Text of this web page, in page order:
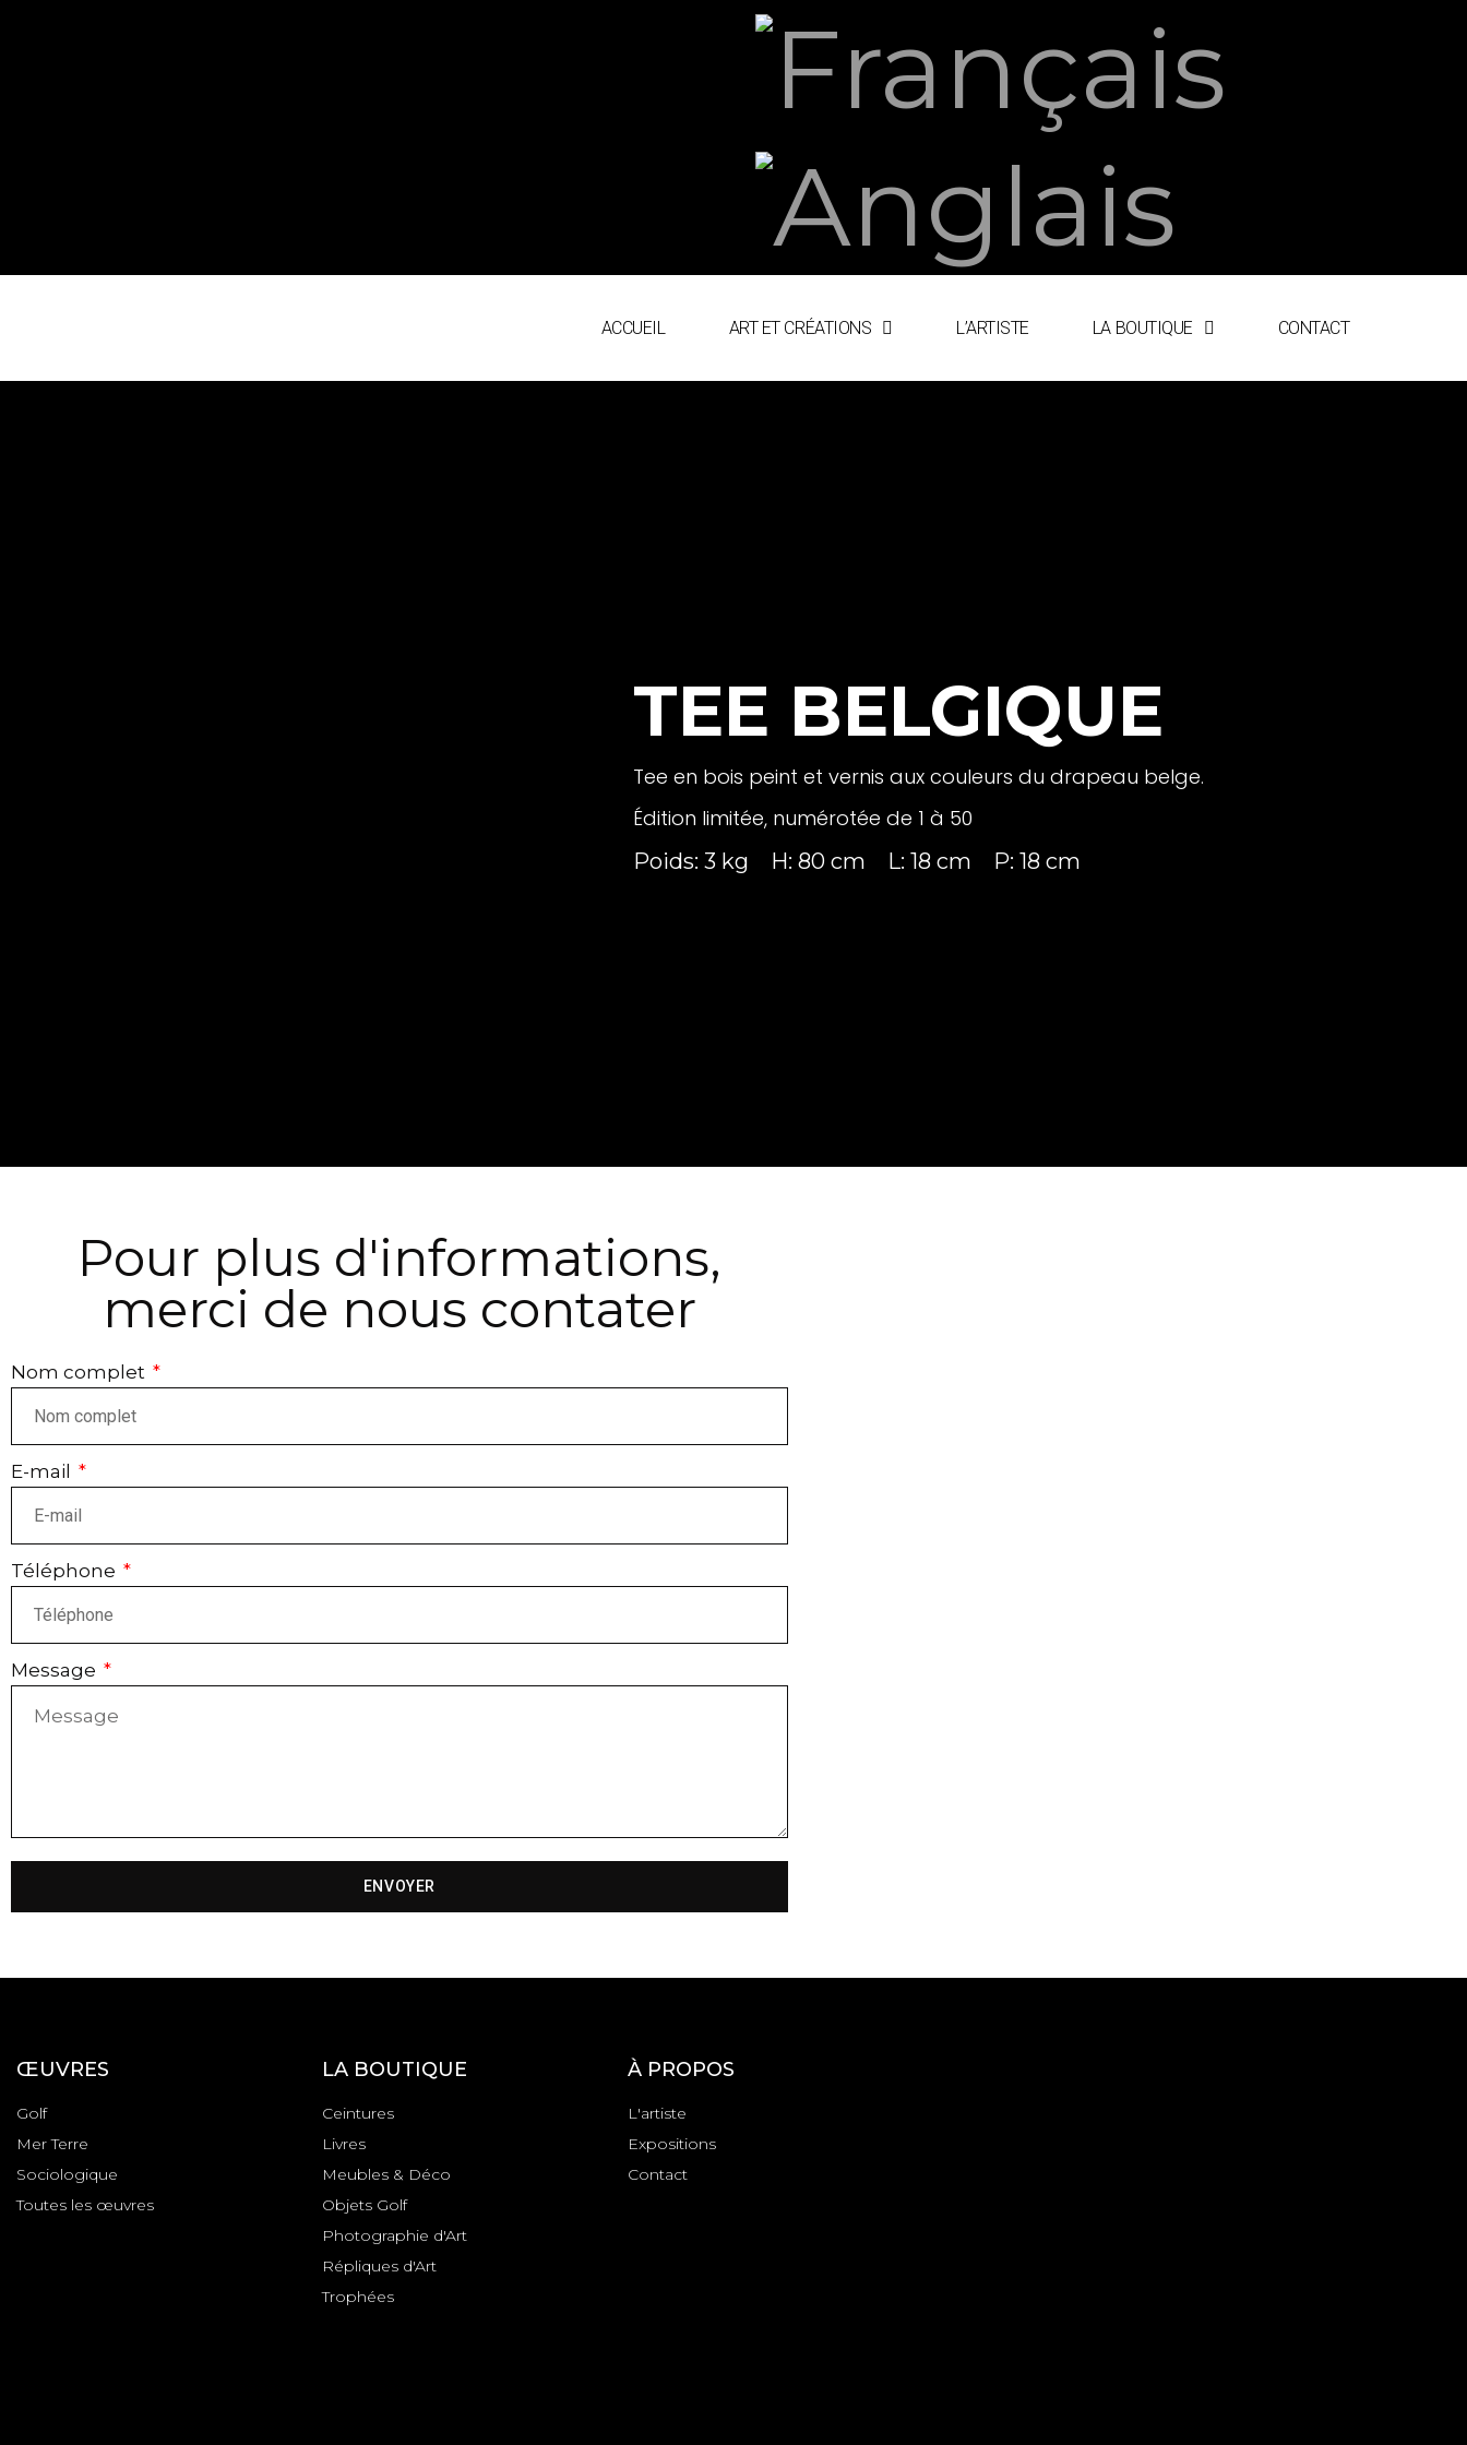
ACCUEIL ART ET CRÉATIONS L’ARTISTE LA BOUTIQUE CONTACT
TEE BELGIQUE
Tee en bois peint et vernis aux couleurs du drapeau belge.
Édition limitée, numérotée de 1 à 50
Poids: 3 kg H: 80 cm L: 18 cm P: 18 cm
Pour plus d'informations,
merci de nous contater
Nom complet
E-mail
Téléphone
Message
ENVOYER
ŒUVRES
Golf
Mer Terre
Sociologique
Toutes les œuvres
LA BOUTIQUE
Ceintures
Livres
Meubles & Déco
Objets Golf
Photographie d'Art
Répliques d'Art
Trophées
À PROPOS
L'artiste
Expositions
Contact